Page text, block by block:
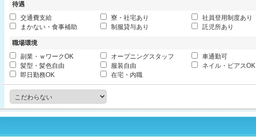
待遇
交通費支給
寮・社宅あり
社員登用制度あり
まかない・食事補助
制服貸与あり 託児所あり
職場環境
副業・ｗワークOK
オープニングスタッフ
車通勤可
髪型・髪色自由
服装自由
ネイル・ピアスOK
即日勤務OK
在宅・内職